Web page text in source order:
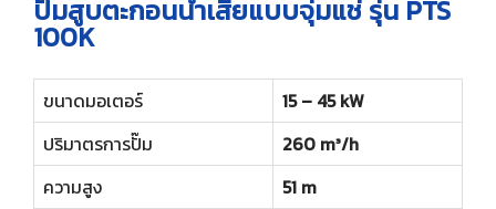
ปั๊มสูบตะกอนน้ำเสียแบบจุ่มแช่ รุ่น PTS
100K
ขนาดมอเตอร์
15 – 45 kW
ปริมาตรการปั๊ม
260 m³/h
ความสูง
51 m